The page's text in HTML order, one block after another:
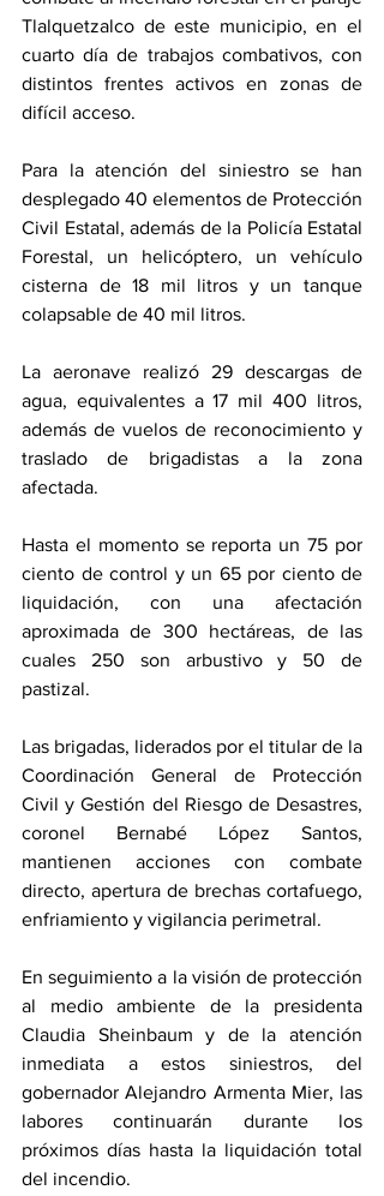
Tlalquetzalco de este municipio, en el
cuarto día de trabajos combativos, con
distintos frentes activos en zonas de
difícil acceso.
Para la atención del siniestro se han
desplegado 40 elementos de Protección
Civil Estatal, además de la Policía Estatal
Forestal, un helicóptero, un vehículo
cisterna de 18 mil litros y un tanque
colapsable de 40 mil litros.
La aeronave realizó 29 descargas de
agua, equivalentes a 17 mil 400 litros,
además de vuelos de reconocimiento y
traslado de brigadistas a la zona
afectada.
Hasta el momento se reporta un 75 por
ciento de control y un 65 por ciento de
liquidación, con una afectación
aproximada de 300 hectáreas, de las
cuales 250 son arbustivo y 50 de
pastizal.
Las brigadas, liderados por el titular de la
Coordinación General de Protección
Civil y Gestión del Riesgo de Desastres,
coronel Bernabé López Santos,
mantienen acciones con combate
directo, apertura de brechas cortafuego,
enfriamiento y vigilancia perimetral.
En seguimiento a la visión de protección
al medio ambiente de la presidenta
Claudia Sheinbaum y de la atención
inmediata a estos siniestros, del
gobernador Alejandro Armenta Mier, las
labores continuarán durante los
próximos días hasta la liquidación total
del incendio.